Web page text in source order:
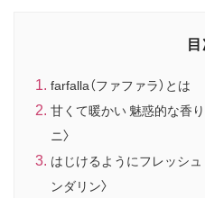
farfalla（ファファラ）とは
甘くて暖かい 魅惑的な香
ニ〉
はじけるようにフレッシ
ンダリン〉